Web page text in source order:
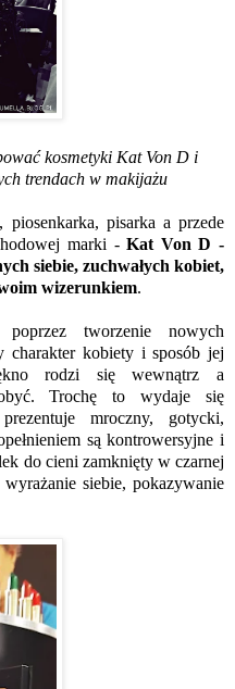
kosmetyki Kat Von D i
trendach w makijażu
piosenkarka, pisarka a przede
marki -Kat Von D -
siebie, zuchwałych kobiet,
wizerunkiem.
tworzenie nowych
charakter kobiety i sposób jej
rodzi się wewnątrz a
Trochę to wydaje się
mroczny, gotycki,
są kontrowersyjne i
do cieni zamknięty w czarnej
siebie, pokazywanie